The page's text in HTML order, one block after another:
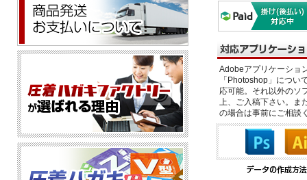
Adobeアプリケーショ
「Photoshop」につい
応可能。それ以外のソ
上、ご入稿下さい。ま
の場合は事前にご相談